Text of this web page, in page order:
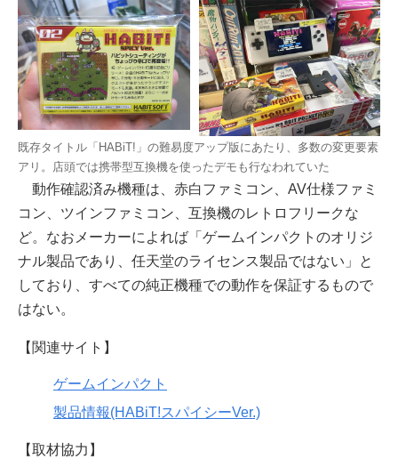
既存タイトル「HABiT!」の難易度アップ版にあたり、多数の変更要素
アリ。店頭では携帯型互換機を使ったデモも行なわれていた
動作確認済み機種は、赤白ファミコン、AV仕様ファミ
コン、ツインファミコン、互換機のレトロフリークな
ど。なおメーカーによれば「ゲームインパクトのオリジ
ナル製品であり、任天堂のライセンス製品ではない」と
しており、すべての純正機種での動作を保証するもので
はない。
【関連サイト】
ゲームインパクト
製品情報(HABiT!スパイシーVer.)
【取材協力】